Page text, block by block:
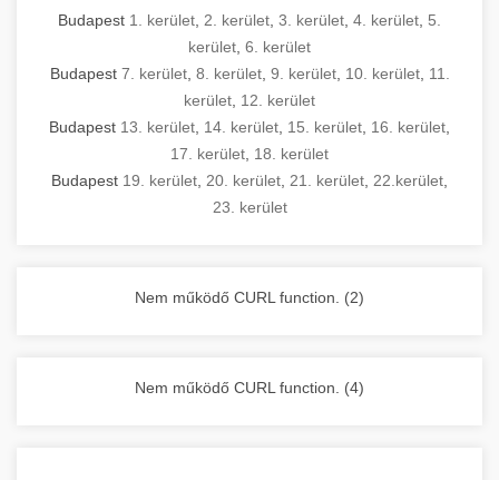
kereskedelmi mosogatógép és tisztítóberendezések
Sajtreszelő gépek szakmai választéka -
chef-iparikonyhagepek.hu
kereskedelmi sajtreszelő és aprítógépek
kiegészítő eszközökig mindent egy helyen
megtalál. Szakértő tanácsadóink segítenek a
megfelelő berendezések kiválasztásában, a
konyha optimális elrendezésének
megtervezésében, valamint a telepítés és az
üzembe helyezés koordinálásában. Hosszú távú
garancia, gyors szerviz és folyamatos műszaki
támogatás biztosítja az Ön nyugalmát és
Nagykonyhai berendezések komplett
Budapest 1. kerület 2. kerület 3. kerület 4. kerület 5.
kerület 6. kerület
Budapest 7. kerület, 8. kerület, 9. kerület, 10. kerület, 11.
kerület 12. kerület
Budapest 13. kerület 14. kerület 15. kerület 16. kerület
17. kerület 18. kerület
Budapest 19. kerület 20. kerület 21. kerület 22.kerület
23. kerület
Nem működő CURL function. (2)
Nem működő CURL function. (4)